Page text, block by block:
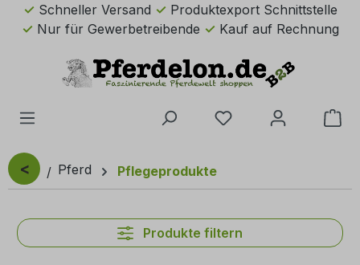
Zum Hauptinhalt springen
Schneller Versand
Produktexport Schnittstelle
Nur für Gewerbetreibende
Kauf auf Rechnung
Du hast 0 Produkte
< Pferd Pflegeprodukte
Produkte filtern